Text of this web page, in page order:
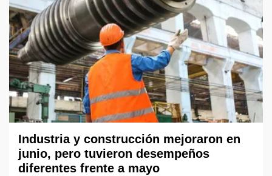
Industria y construcción mejoraron en
junio, pero tuvieron desempeños
diferentes frente a mayo